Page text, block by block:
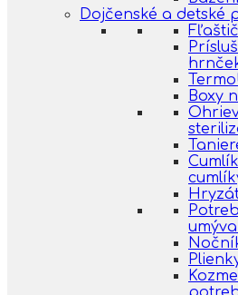
Dojčenské a detské
Boxy